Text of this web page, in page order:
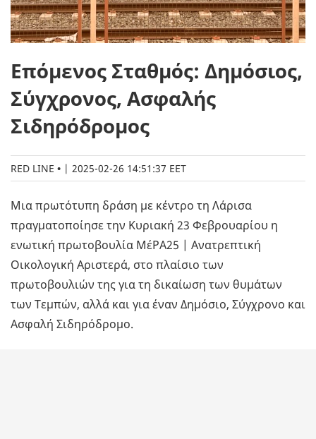
Επόμενος Σταθμός: Δημόσιος,
Σύγχρονος, Ασφαλής
Σιδηρόδρομος
RED LINE | 2025-02-26 14:51:37 EET
Μια πρωτότυπη δράση με κέντρο τη Λάρισα
πραγματοποίησε την Κυριακή 23 Φεβρουαρίου η
ενωτική πρωτοβουλία ΜέΡΑ25 | Ανατρεπτική
Οικολογική Αριστερά, στο πλαίσιο των
πρωτοβουλιών της για τη δικαίωση των θυμάτων
των Τεμπών, αλλά και για έναν Δημόσιο, Σύγχρονο και
Ασφαλή Σιδηρόδρομο.